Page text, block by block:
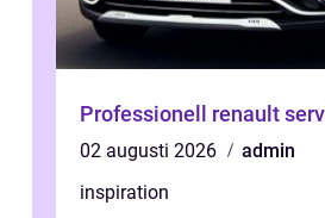
Professionell renault
02 augusti 2026
admin
inspiration